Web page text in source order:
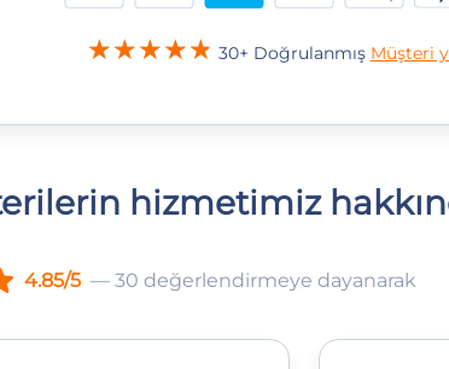
30+ Doğrulanmış Müşteri
hizmetimiz
4.85/5 — 30 değerlendirmeye dayanarak